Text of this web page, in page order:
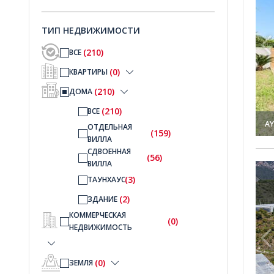
ТИП НЕДВИЖИМОСТИ
ВСЕ (210)
КВАРТИРЫ (0)
ДОМА (210)
ВСЕ (210)
ОТДЕЛЬНАЯ
ВИЛЛА
(159)
СДВОЕННАЯ
ВИЛЛА
(56)
ТАУНХАУС(3)
ЗДАНИЕ (2)
КОММЕРЧЕСКАЯ
НЕДВИЖИМОСТЬ
(0)
ЗЕМЛЯ (0)
Дом в Алании Каргыджак 1Дома с Видом на Море и Системами Умный Дом в